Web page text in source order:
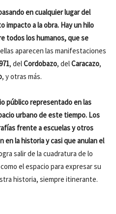
en cualquier lugar del
impacto a la obra. Hay un hilo
todos los humanos, que se
ellas aparecen las manifestaciones
, delCordobazo, delCaracazo,
, y otras más.
público representado en las
urbano de este tiempo. Los
frente a escuelas y otros
en la historia y casi que anulan el
salir de la cuadratura de lo
el espacio para expresar su
historia, siempre itinerante.